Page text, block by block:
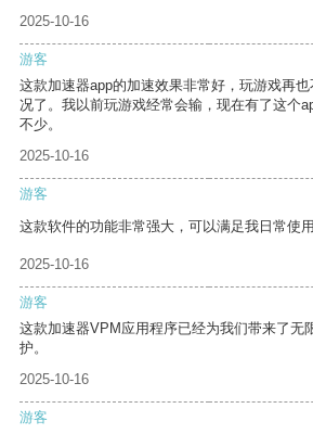
2025-10-16
游客
这款加速器app的加速效果非常好，玩游戏再
况了。我以前玩游戏经常会输，现在有了这个
不少。
2025-10-16
游客
这款软件的功能非常强大，可以满足我日常使用
2025-10-16
游客
这款加速器VPM应用程序已经为我们带来了无
护。
2025-10-16
游客